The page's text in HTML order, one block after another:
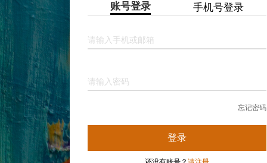
账号登录 手机号登录
请输入手机或邮箱
请输入密码
忘记密码
登录